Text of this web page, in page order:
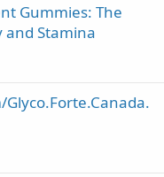
Gummies: The
and Stamina